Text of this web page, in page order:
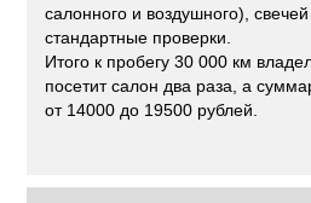
салонного и воздушного),
стандартные проверки.
Итого к пробегу 30 000 км
посетит салон два раза, а
от 14000 до 19500 рублей.